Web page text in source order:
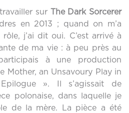
sur The Dark Sorcerer
en 2013 ; quand on m’a
j’ai dit oui. C’est arrivé à
de ma vie : à peu près au
à une production
Mother, an Unsavoury Play in
». Il s’agissait de
polonaise, dans laquelle je
de la mère. La pièce a été